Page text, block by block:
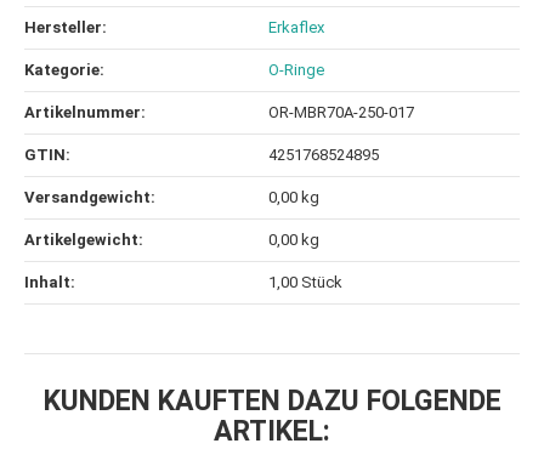
Hersteller: Erkaflex
Kategorie: O-Ringe
Artikelnummer: OR-MBR70A-250-017
GTIN: 4251768524895
Versandgewicht‍: 0,00 kg
Artikelgewicht‍: 0,00 kg
Inhalt‍: 1,00 Stück
KUNDEN KAUFTEN DAZU FOLGENDE
ARTIKEL: